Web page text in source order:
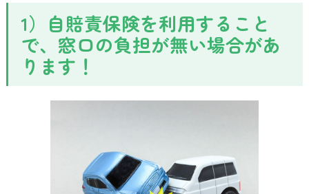
1）自賠責保険を利用すること
で、窓口の負担が無い場合があ
ります！